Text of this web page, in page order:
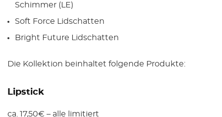
Schimmer (LE)
Soft Force Lidschatten
Bright Future Lidschatten
Die Kollektion beinhaltet folgende Produkte:
Lipstick
ca. 17,50€ – alle limitiert